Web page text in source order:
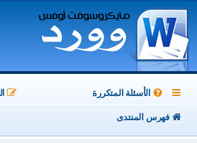
الأسئلة المتكررة
فهرس المنتدى